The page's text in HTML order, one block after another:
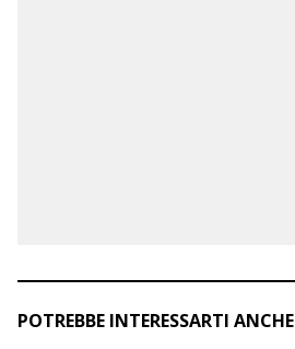
POTREBBE INTERESSARTI ANCHE